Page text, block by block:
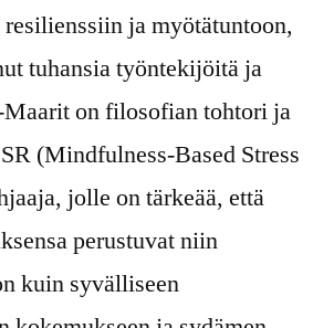
ja myötätuntoon,
tuhansia työntekijöitä ja
on filosofian tohtori ja
(Mindfulness-Based Stress
jolle on tärkeää, että
perustuvat niin
kuin syvälliseen